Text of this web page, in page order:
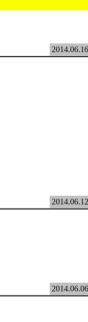
2014.06.16
2014.06.12
2014.06.06